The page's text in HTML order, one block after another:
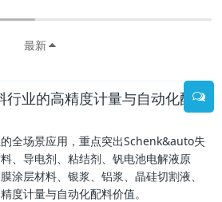
最新
行业的高精度计量与自动化配料
全场景应用，重点突出Schenk&auto失
、导电剂、粘结剂、钒电池电解液原
涂层材料、银浆、铝浆、晶硅切割液、
度计量与自动化配料价值。